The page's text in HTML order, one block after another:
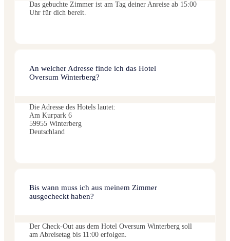
Das gebuchte Zimmer ist am Tag deiner Anreise ab 15:00
Uhr für dich bereit.
An welcher Adresse finde ich das Hotel
Oversum Winterberg?
Die Adresse des Hotels lautet:
Am Kurpark 6
59955 Winterberg
Deutschland
Bis wann muss ich aus meinem Zimmer
ausgecheckt haben?
Der Check-Out aus dem Hotel Oversum Winterberg soll
am Abreisetag bis 11:00 erfolgen.